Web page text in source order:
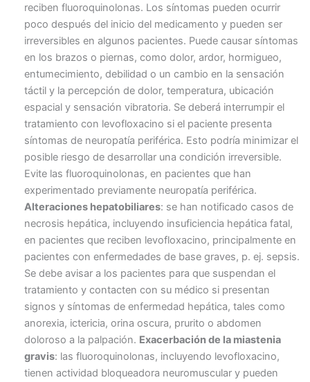
reciben fluoroquinolonas. Los síntomas pueden ocurrir
poco después del inicio del medicamento y pueden ser
irreversibles en algunos pacientes. Puede causar síntomas
en los brazos o piernas, como dolor, ardor, hormigueo,
entumecimiento, debilidad o un cambio en la sensación
táctil y la percepción de dolor, temperatura, ubicación
espacial y sensación vibratoria. Se deberá interrumpir el
tratamiento con levofloxacino si el paciente presenta
síntomas de neuropatía periférica. Esto podría minimizar el
posible riesgo de desarrollar una condición irreversible.
Evite las fluoroquinolonas, en pacientes que han
experimentado previamente neuropatía periférica.
Alteraciones hepatobiliares: se han notificado casos de
necrosis hepática, incluyendo insuficiencia hepática fatal,
en pacientes que reciben levofloxacino, principalmente en
pacientes con enfermedades de base graves, p. ej. sepsis.
Se debe avisar a los pacientes para que suspendan el
tratamiento y contacten con su médico si presentan
signos y síntomas de enfermedad hepática, tales como
anorexia, ictericia, orina oscura, prurito o abdomen
doloroso a la palpación. Exacerbación de la miastenia
gravis: las fluoroquinolonas, incluyendo levofloxacino,
tienen actividad bloqueadora neuromuscular y pueden